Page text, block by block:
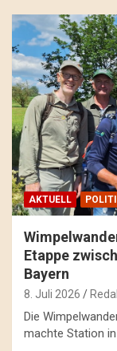
AKTUELL
Etappe
Bayern
8. Juli 2026
Die
machte Station